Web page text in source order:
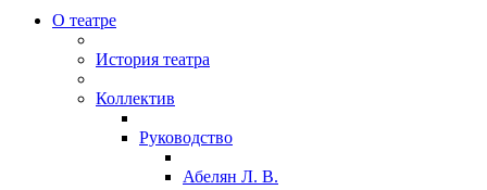
О театре
История театра
Коллектив
Руководство
Абелян Л. В.